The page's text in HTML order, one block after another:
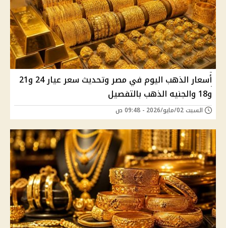
أسعار الذهب اليوم في مصر وتحديث سعر عيار 24 و21
و18 والجنيه الذهب بالتفصيل
السبت 02/مايو/2026 - 09:48 ص